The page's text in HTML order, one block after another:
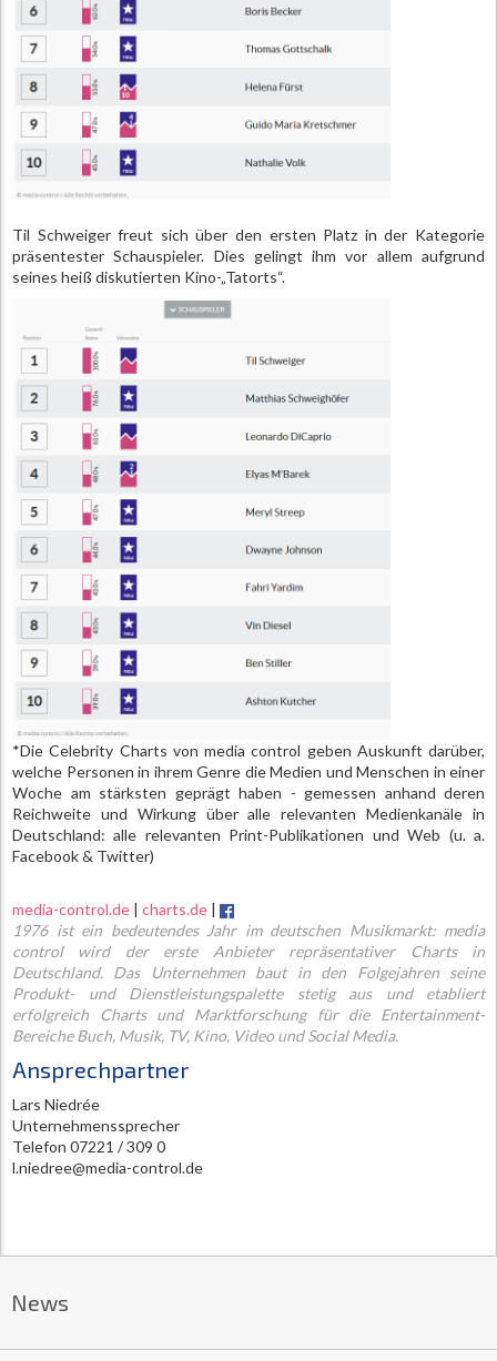
Til Schweiger freut sich über den ersten Platz in der Kategorie
präsentester Schauspieler. Dies gelingt ihm vor allem aufgrund
seines heiß diskutierten Kino-„Tatorts“.
*Die Celebrity Charts von media control geben Auskunft darüber,
welche Personen in ihrem Genre die Medien und Menschen in einer
Woche am stärksten geprägt haben - gemessen anhand deren
Reichweite und Wirkung über alle relevanten Medienkanäle in
Deutschland: alle relevanten Print-Publikationen und Web (u. a.
Facebook & Twitter)
media-control.de | charts.de |
1976 ist ein bedeutendes Jahr im deutschen Musikmarkt: media
control wird der erste Anbieter repräsentativer Charts in
Deutschland. Das Unternehmen baut in den Folgejahren seine
Produkt- und Dienstleistungspalette stetig aus und etabliert
erfolgreich Charts und Marktforschung für die Entertainment-
Bereiche Buch, Musik, TV, Kino, Video und Social Media.
Ansprechpartner
Lars Niedrée
Unternehmenssprecher
Telefon 07221 / 309 0
l.niedree@media-control.de
News